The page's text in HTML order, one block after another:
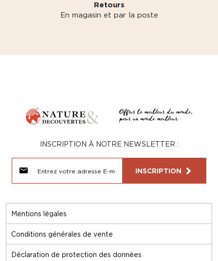
Retours
En magasin et par la poste
Mentions légales
Conditions générales de vente
Déclaration de protection des données
INSCRIPTION À NOTRE NEWSLETTER :
INSCRIPTION